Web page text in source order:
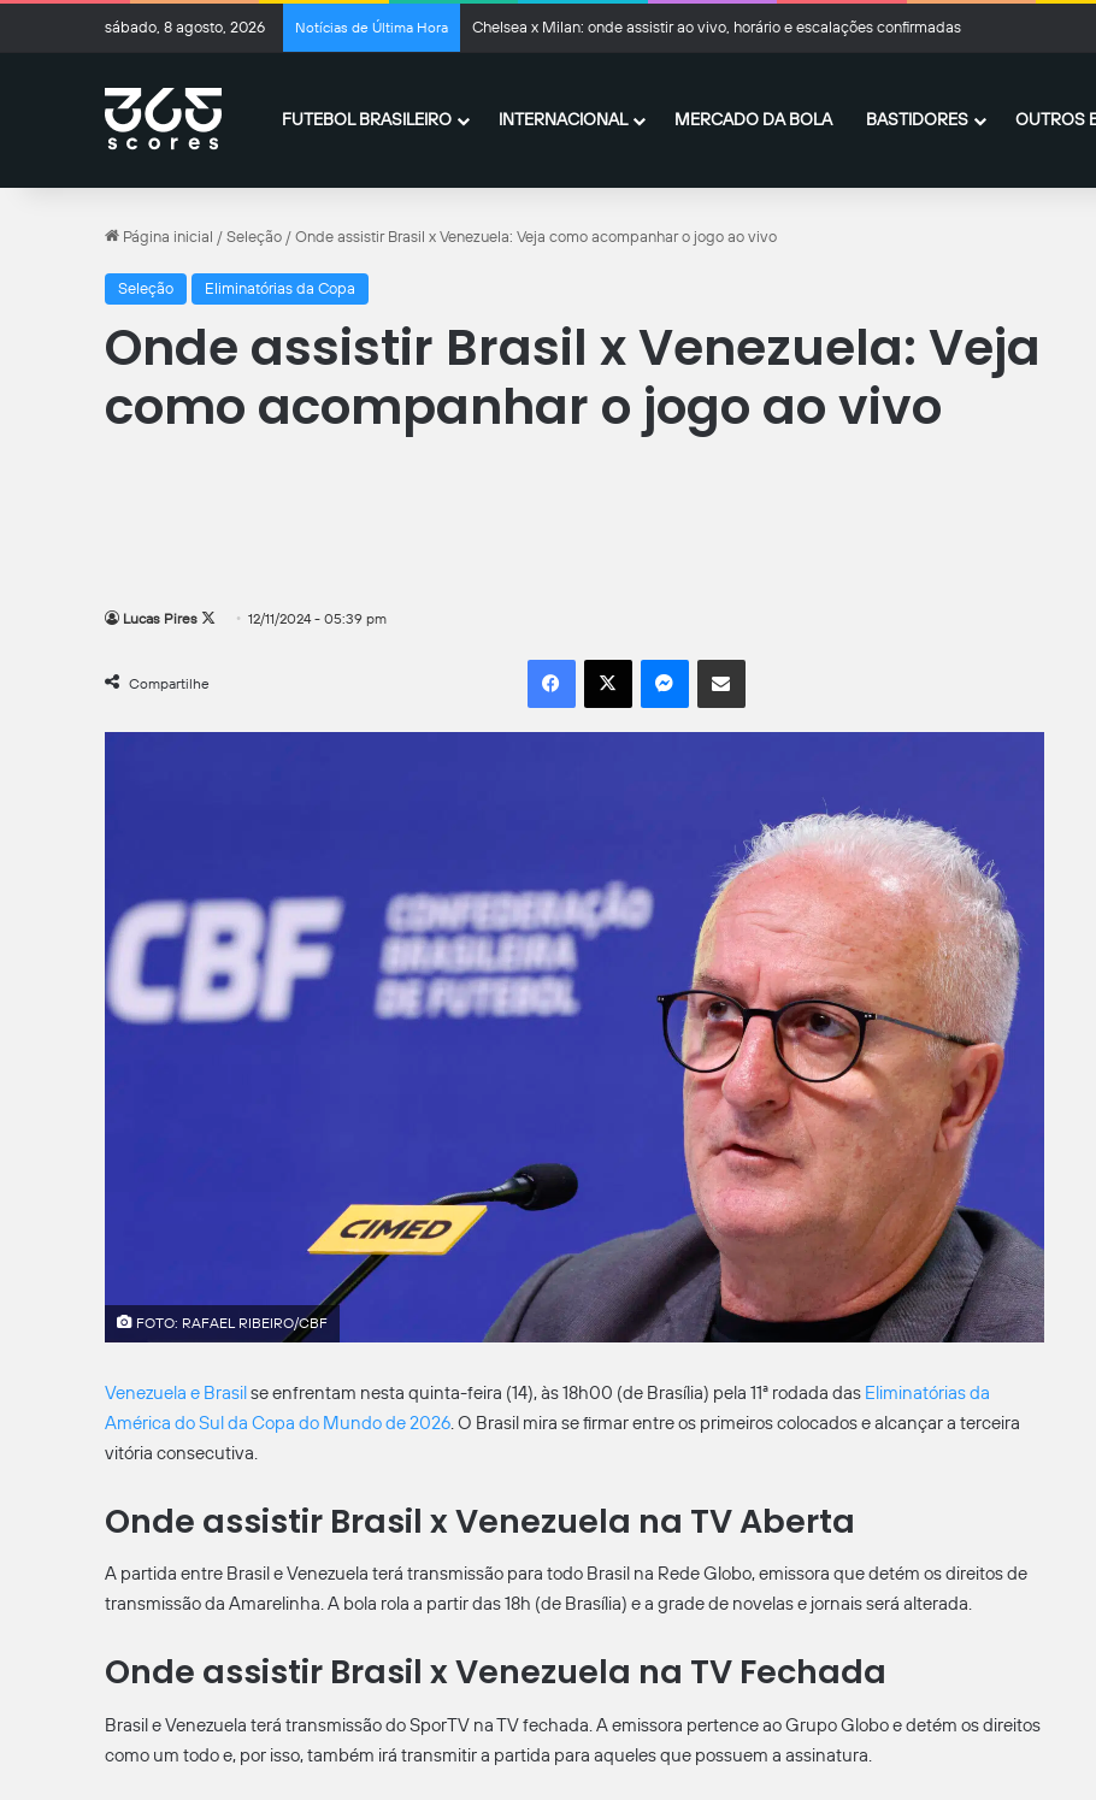
sábado, 8 agosto, 2026 Notícias de Última Hora Chelsea x Milan: onde assistir ao vivo, horário e escalações confirmadas
FUTEBOL BRASILEIRO INTERNACIONAL MERCADO DA BOLA BASTIDORES OUTROS
Página inicial / Seleção / Onde assistir Brasil x Venezuela: Veja como acompanhar o jogo ao vivo
Seleção Eliminatórias da Copa
Onde assistir Brasil x Venezuela: Veja
como acompanhar o jogo ao vivo
Lucas Pires
Follow12/11/2024 - 05:39 pm
Compartilhe
Facebook
X MessengerCompartilhar por e-mail
FOTO: RAFAEL RIBEIRO/CBF
Venezuela e Brasilse enfrentam nesta quinta-feira (14), às 18h00 (de Brasília) pela 11ª rodada das Eliminatórias da
América do Sul da Copa do Mundo de 2026. O Brasil mira se firmar entre os primeiros colocados e alcançar a terceira
vitória consecutiva.
Onde assistir Brasil x Venezuela na TV Aberta
A partida entre Brasil e Venezuela terá transmissão para todo Brasil na Rede Globo, emissora que detém os direitos de
transmissão da Amarelinha. A bola rola a partir das 18h (de Brasília) e a grade de novelas e jornais será alterada.
Onde assistir Brasil x Venezuela na TV Fechada
Brasil e Venezuela terá transmissão do SporTV na TV fechada. A emissora pertence ao Grupo Globo e detém os direitos
como um todo e, por isso, também irá transmitir a partida para aqueles que possuem a assinatura.